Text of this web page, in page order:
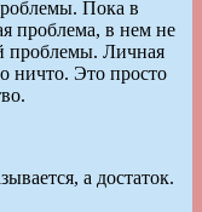
Пока в
проблема, в нем не
проблемы. Личная
ничто. Это просто
а достаток.